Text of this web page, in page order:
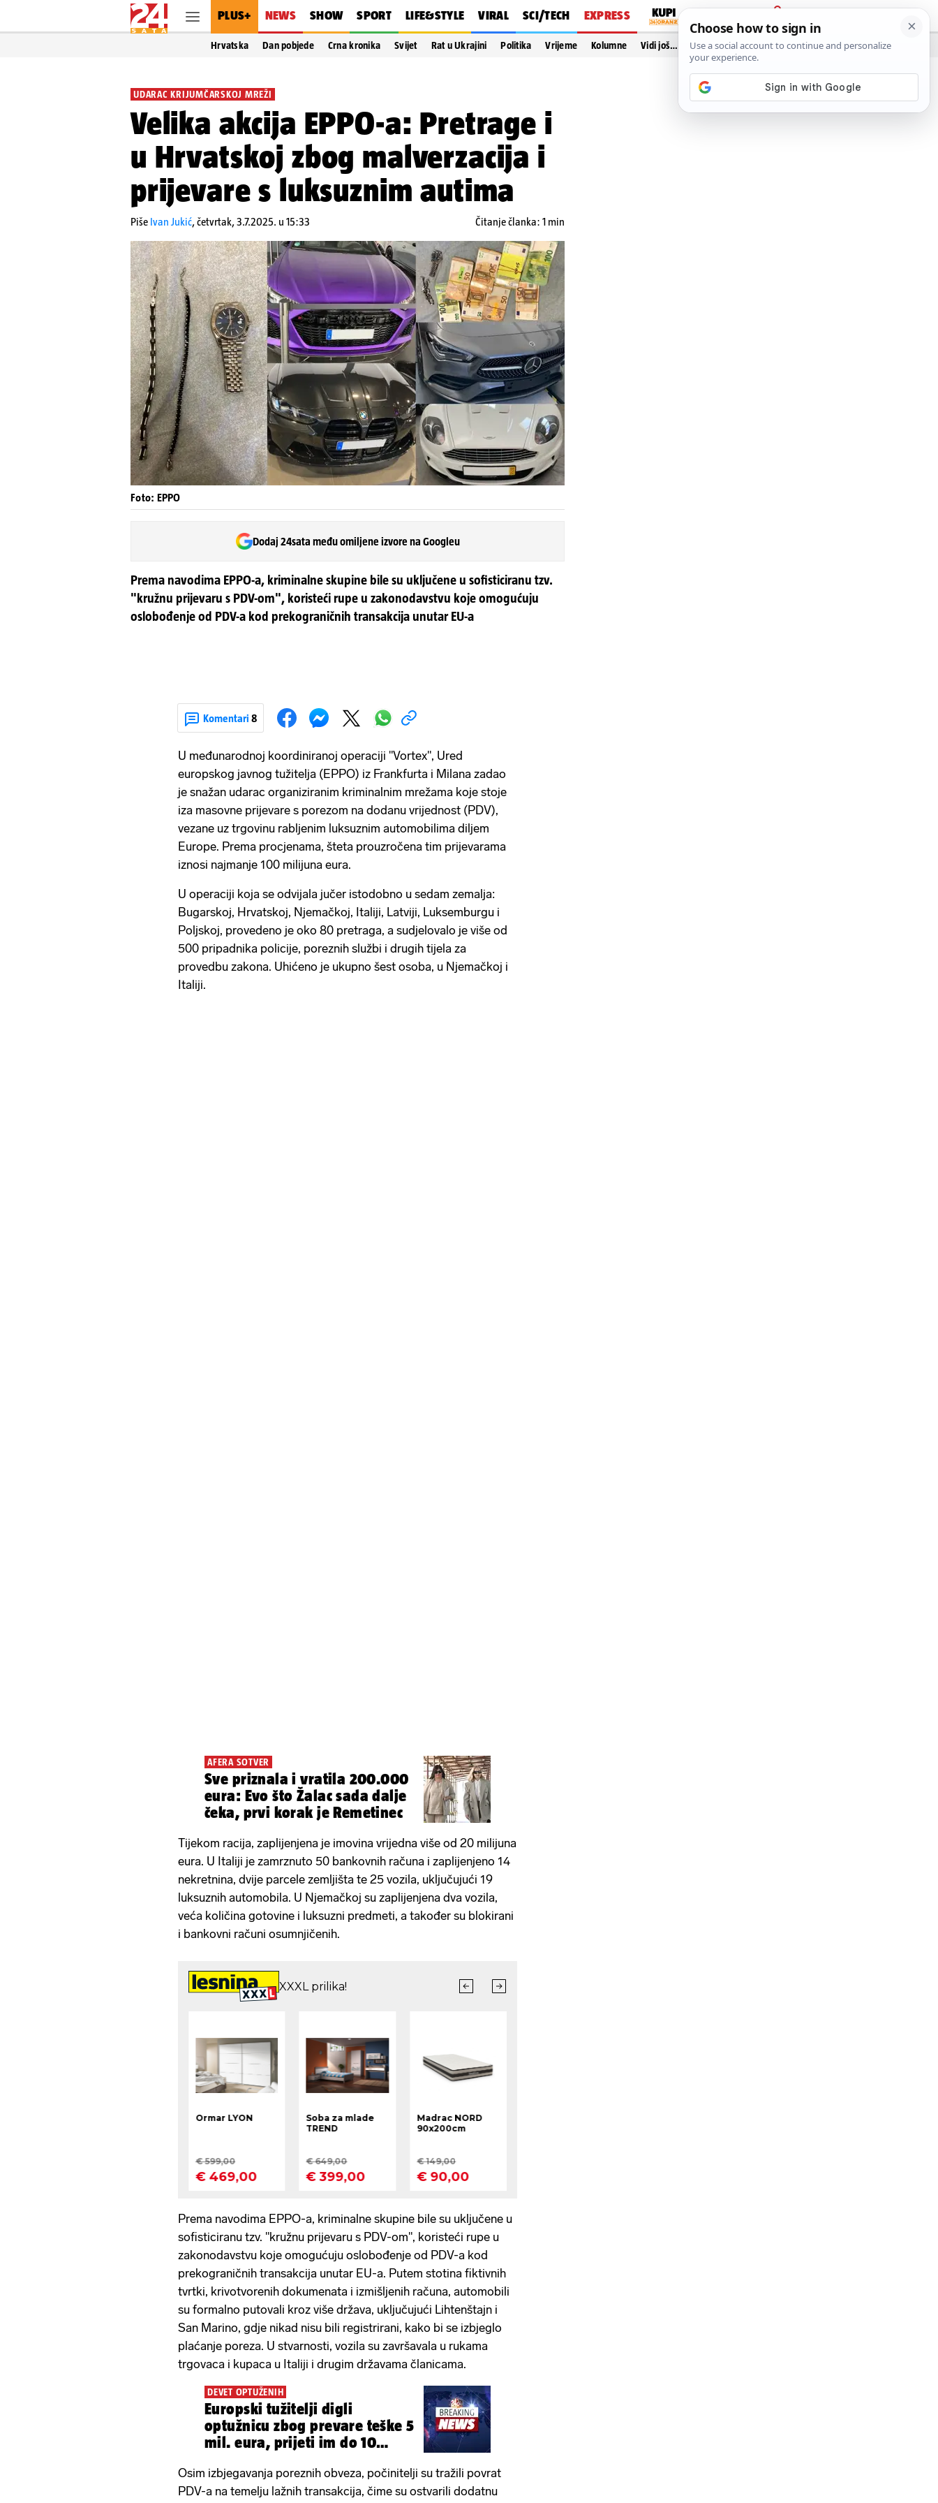
PLUS+ NEWS SHOW SPORT LIFE&STYLE VIRAL SCI/TECH EXPRESS
PRIJAVA
Hrvatska Dan pobjede Crna kronika Svijet Rat u Ukrajini Politika Vrijeme Kolumne Vidi još…
UDARAC KRIJUMČARSKOJ MREŽI
Velika akcija EPPO-a: Pretrage i
u Hrvatskoj zbog malverzacija i
prijevare s luksuznim autima
Piše Ivan Jukić,četvrtak, 3.7.2025. u 15:33 Čitanje članka: 1 min
Foto: EPPO
Dodaj 24sata među omiljene izvore na Googleu
Prema navodima EPPO-a, kriminalne skupine bile su uključene u sofisticiranu tzv.
"kružnu prijevaru s PDV-om", koristeći rupe u zakonodavstvu koje omogućuju
oslobođenje od PDV-a kod prekograničnih transakcija unutar EU-a
Komentari 8
U međunarodnoj koordiniranoj operaciji "Vortex", Ured
europskog javnog tužitelja (EPPO) iz Frankfurta i Milana zadao
je snažan udarac organiziranim kriminalnim mrežama koje stoje
iza masovne prijevare s porezom na dodanu vrijednost (PDV),
vezane uz trgovinu rabljenim luksuznim automobilima diljem
Europe. Prema procjenama, šteta prouzročena tim prijevarama
iznosi najmanje 100 milijuna eura.
U operaciji koja se odvijala jučer istodobno u sedam zemalja:
Bugarskoj, Hrvatskoj, Njemačkoj, Italiji, Latviji, Luksemburgu i
Poljskoj, provedeno je oko 80 pretraga, a sudjelovalo je više od
500 pripadnika policije, poreznih službi i drugih tijela za
provedbu zakona. Uhićeno je ukupno šest osoba, u Njemačkoj i
Italiji.
AFERA SOTVER
Sve priznala i vratila 200.000
eura: Evo što Žalac sada dalje
čeka, prvi korak je Remetinec
Tijekom racija, zaplijenjena je imovina vrijedna više od 20 milijuna
eura. U Italiji je zamrznuto 50 bankovnih računa i zaplijenjeno 14
nekretnina, dvije parcele zemljišta te 25 vozila, uključujući 19
luksuznih automobila. U Njemačkoj su zaplijenjena dva vozila,
veća količina gotovine i luksuzni predmeti, a također su blokirani
i bankovni računi osumnjičenih.
Prema navodima EPPO-a, kriminalne skupine bile su uključene u
sofisticiranu tzv. "kružnu prijevaru s PDV-om", koristeći rupe u
zakonodavstvu koje omogućuju oslobođenje od PDV-a kod
prekograničnih transakcija unutar EU-a. Putem stotina fiktivnih
tvrtki, krivotvorenih dokumenata i izmišljenih računa, automobili
su formalno putovali kroz više država, uključujući Lihtenštajn i
San Marino, gdje nikad nisu bili registrirani, kako bi se izbjeglo
plaćanje poreza. U stvarnosti, vozila su završavala u rukama
trgovaca i kupaca u Italiji i drugim državama članicama.
DEVET OPTUŽENIH
Europski tužitelji digli
optužnicu zbog prevare teške 5
mil. eura, prijeti im do 10
Osim izbjegavanja poreznih obveza, počinitelji su tražili povrat
PDV-a na temelju lažnih transakcija, čime su ostvarili dodatnu